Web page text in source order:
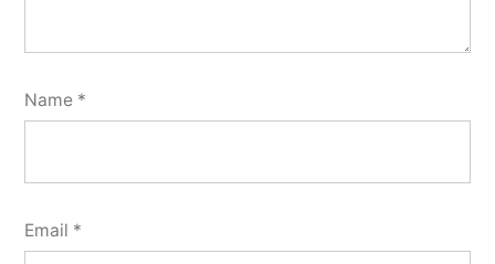
Name *
Email *